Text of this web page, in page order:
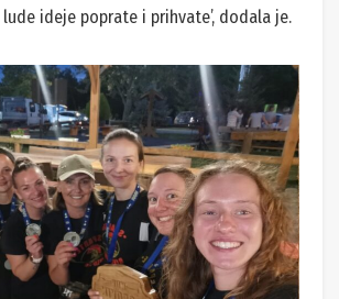
ideje poprate i prihvate’, dodala je.